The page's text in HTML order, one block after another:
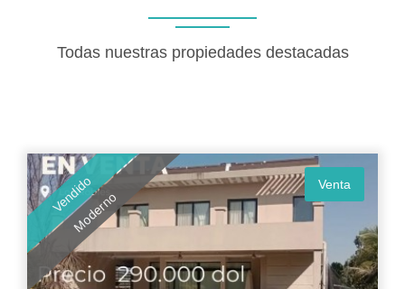
Todas nuestras propiedades destacadas
VendidoModerno
Venta